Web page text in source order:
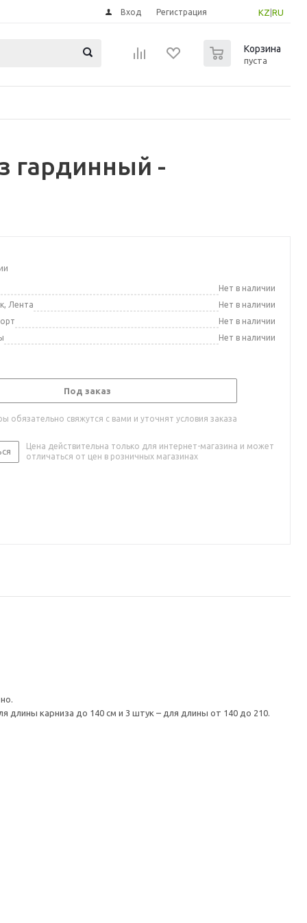
KZ RU
Вход Регистрация
Корзина
пуста
гардинный -
Нет в наличии
Лента
Нет в наличии
Нет в наличии
Нет в наличии
Под заказ
обязательно свяжутся с вами и уточнят условия заказа
Цена действительна только для интернет-магазина и может
отличаться от цен в розничных магазинах
карниза до 140 см и 3 штук – для длины от 140 до 210.